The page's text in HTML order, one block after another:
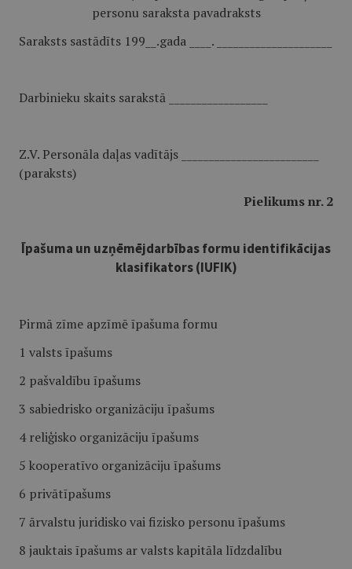
personu saraksta pavadraksts
Saraksts sastādīts 199__.gada ____. _____________________
Darbinieku skaits sarakstā __________________
Z.V. Personāla daļas vadītājs _________________________
(paraksts)
Pielikums nr. 2
Īpašuma un uzņēmējdarbības formu identifikācijas
klasifikators (IUFIK)
Pirmā zīme apzīmē īpašuma formu
1 valsts īpašums
2 pašvaldību īpašums
3 sabiedrisko organizāciju īpašums
4 reliģisko organizāciju īpašums
5 kooperatīvo organizāciju īpašums
6 privātīpašums
7 ārvalstu juridisko vai fizisko personu īpašums
8 jauktais īpašums ar valsts kapitāla līdzdalību